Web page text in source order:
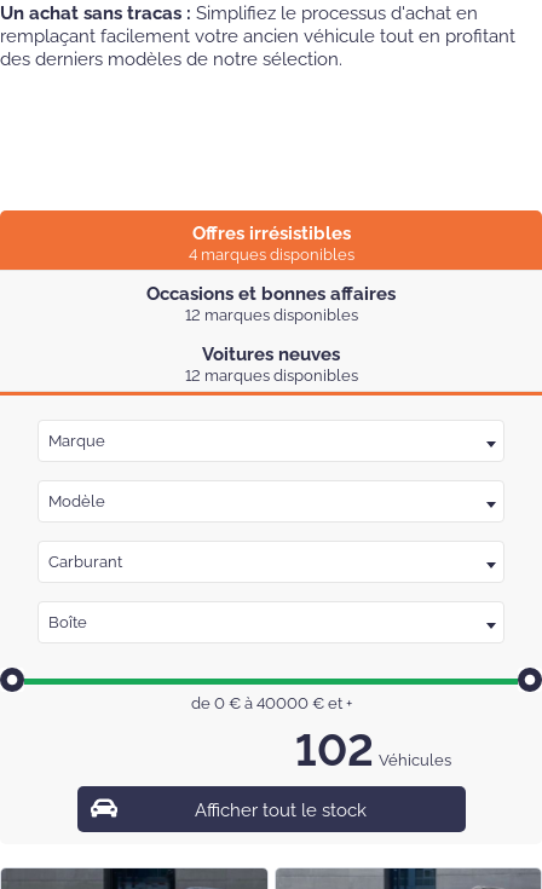
Un achat sans tracas : Simplifiez le processus d'achat en
remplaçant facilement votre ancien véhicule tout en profitant
des derniers modèles de notre sélection.
Offres irrésistibles
4 marques disponibles
Occasions et bonnes affaires
12 marques disponibles
Voitures neuves
12 marques disponibles
Marque
Modèle
Carburant
Boîte
de 0€ à 40000€ et +
102 Véhicules
Afficher tout le stock